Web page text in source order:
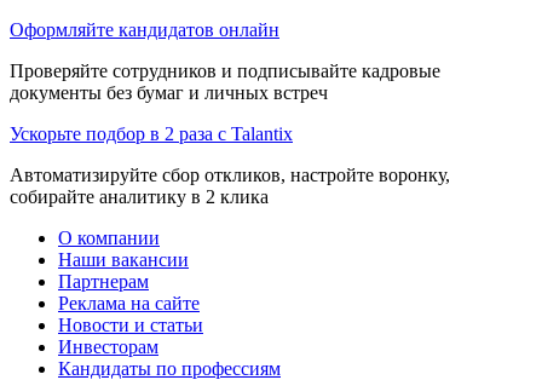
Оформляйте кандидатов онлайн
Проверяйте сотрудников и подписывайте кадровые
документы без бумаг и личных встреч
Ускорьте подбор в 2 раза с Talantix
Автоматизируйте сбор откликов, настройте воронку,
собирайте аналитику в 2 клика
О компании
Наши вакансии
Партнерам
Реклама на сайте
Новости и статьи
Инвесторам
Кандидаты по профессиям